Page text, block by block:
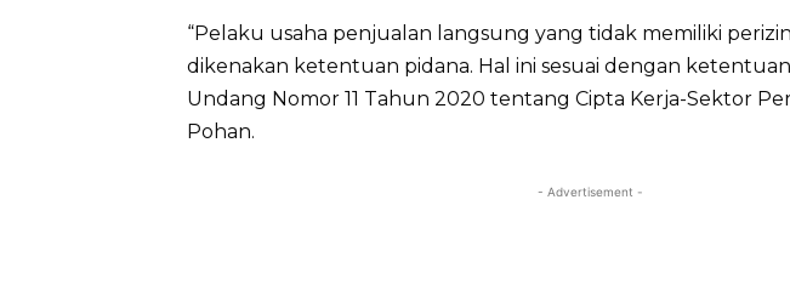
“Pelaku usaha penjualan langsung yang tidak memiliki
dikenakan ketentuan pidana. Hal ini sesuai dengan
Undang Nomor 11 Tahun 2020 tentang Cipta Kerja-Sektor
Pohan.
- Advertisement -